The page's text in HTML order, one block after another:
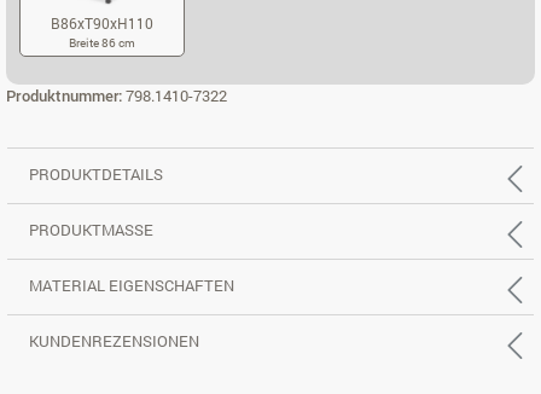
B86xT90xH110
Breite 86 cm
Produktnummer:798.1410-7322
PRODUKTDETAILS
PRODUKTMASSE
MATERIAL EIGENSCHAFTEN
KUNDENREZENSIONEN